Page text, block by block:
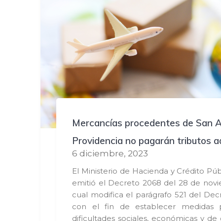
Mercancías procedentes de San
Providencia no pagarán tributos
6 diciembre, 2023
El Ministerio de Hacienda y Crédito
emitió el Decreto 2068 del 28 de
cual modifica el parágrafo 521 del
con el fin de establecer medidas
dificultades sociales, económicas y de